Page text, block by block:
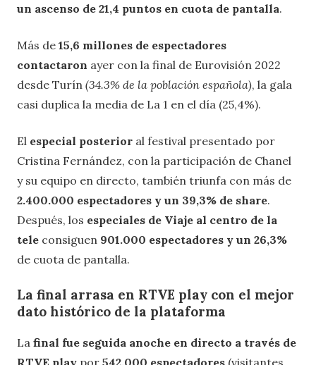
un ascenso de 21,4 puntos en cuota de pantalla.
Más de 15,6 millones de espectadores
contactaron ayer con la final de Eurovisión 2022
desde Turín (34.3% de la población española), la gala
casi duplica la media de La 1 en el día (25,4%).
El especial posterior al festival presentado por
Cristina Fernández, con la participación de Chanel
y su equipo en directo, también triunfa con más de
2.400.000 espectadores y un 39,3% de share.
Después, los especiales de Viaje al centro de la
tele consiguen 901.000 espectadores y un 26,3%
de cuota de pantalla.
La final arrasa en RTVE play con el mejor
dato histórico de la plataforma
La final fue seguida anoche en directo a través de